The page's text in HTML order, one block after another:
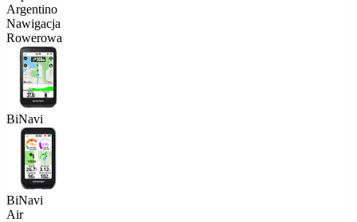
Argentino
Nawigacja
Rowerowa
BiNavi
BiNavi
Air